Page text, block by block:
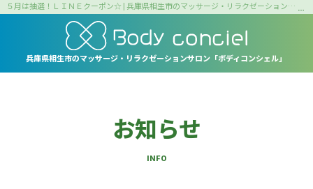
５月は抽選！ＬＩＮＥクーポン☆ | 兵庫県相生市のマッサージ・リラクゼーションサロン｜ボディコンシェル
兵庫県相生市のマッサージ・リラクゼーションサロン 「ボディコンシェル」
お知らせ
INFO